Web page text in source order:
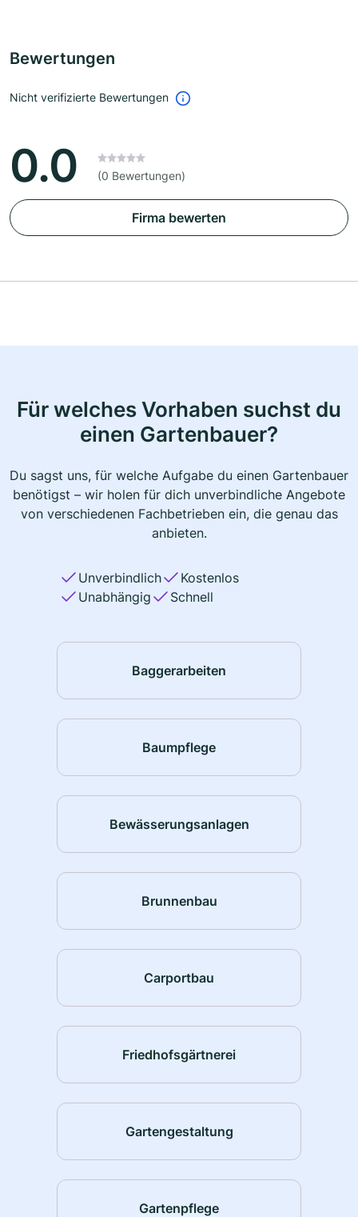
Bewertungen
Nicht verifizierte Bewertungen
0.0 (0 Bewertungen)
Firma bewerten
Für welches Vorhaben suchst du
einen Gartenbauer?
Du sagst uns, für welche Aufgabe du einen Gartenbauer
benötigst – wir holen für dich unverbindliche Angebote
von verschiedenen Fachbetrieben ein, die genau das
anbieten.
Unverbindlich
Kostenlos
Unabhängig
Schnell
Baggerarbeiten
Baumpflege
Bewässerungsanlagen
Brunnenbau
Carportbau
Friedhofsgärtnerei
Gartengestaltung
Gartenpflege